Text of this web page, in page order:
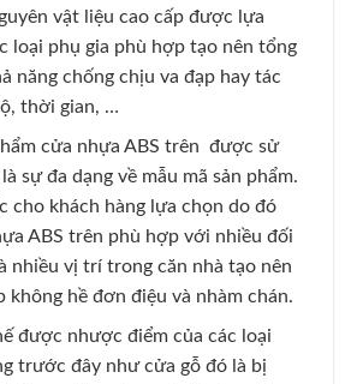
vật liệu cao cấp được lựa
loại phụ gia phù hợp tạo nên tổng
năng chống chịu va đạp hay tác
thời gian, …
cửa nhựa ABS trên được sử
sự đa dạng về mẫu mã sản phẩm.
cho khách hàng lựa chọn do đó
ABS trên phù hợp với nhiều đối
nhiều vị trí trong căn nhà tạo nên
không hề đơn điệu và nhàm chán.
được nhược điểm của các loại
trước đây như cửa gỗ đó là bị